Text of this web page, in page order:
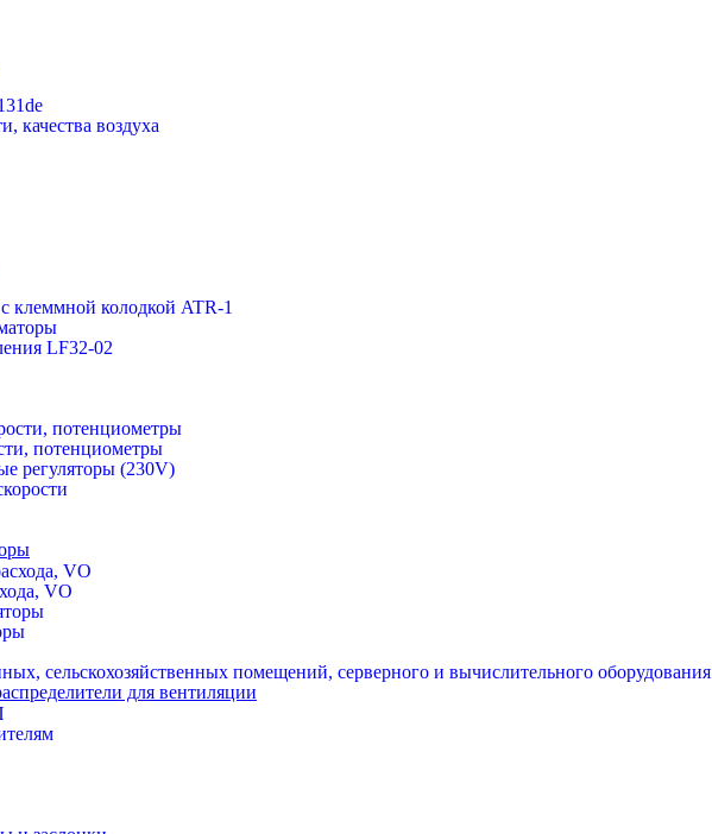
качества воздуха
потенциометры
VO
сельскохозяйственных помещений, серверного и вычислительного оборудования
для вентиляции